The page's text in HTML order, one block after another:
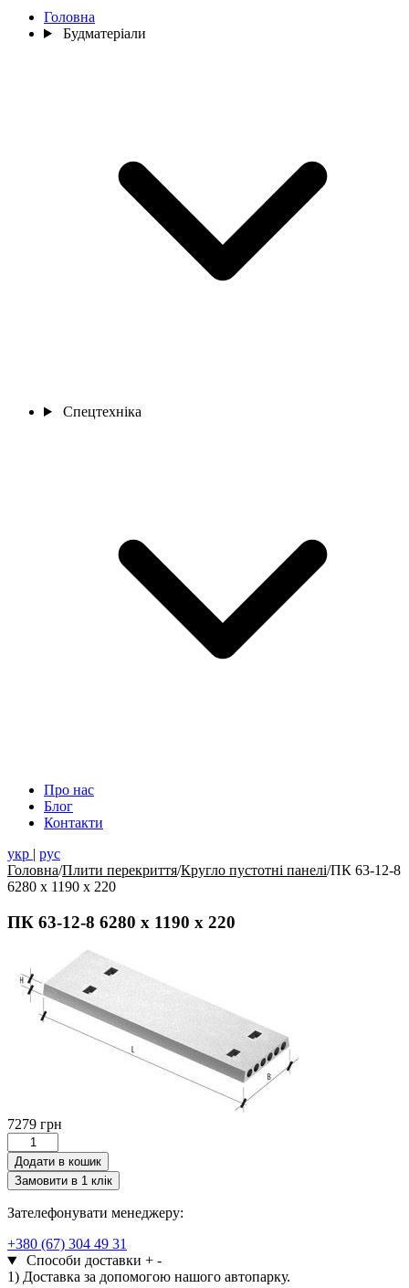
Головна
Будматеріали
Спецтехніка
Про нас
Блог
Контакти
укр | рус
Головна/Плити перекриття/Кругло пустотні панелі/ПК 63-12-8
6280 x 1190 x 220
ПК 63-12-8 6280 x 1190 x 220
7279 грн
63-
12-
8
6280
x
1190
x
220
Додати в кошик
Замовити в 1 клік
Зателефонувати менеджеру:
+380 (67) 304 49 31
Способи доставки + -
1) Доставка за допомогою нашого автопарку.